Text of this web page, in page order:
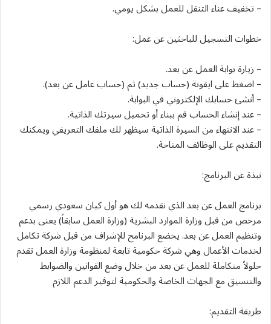
– تخفيف عناء التنقل للعمل بشكل يومي.
خطوات التسجيل للباحثين عن عمل:
– زيارة بوابة العمل عن بعد.
– اضغط على ايقونة (حساب جديد) ثم (حساب عامل عن بعد).
– أنشئ حسابك الإلكتروني في البوابة.
– عند إنشاء الحساب قم ببناء أو تحميل سيرتك الذاتية.
– عند الانتهاء من السيرة الذاتية سيظهر لك ملفك التعريفي ويمكنك
التقديم على الوظائف المتاحة.
نبذة عن البرنامج:
برنامج العمل عن بعد الذي نقدمه لك هو أول كيان سعودي رسمي
مرخص من قبل وزارة الموارد البشرية (وزارة العمل سابقاً) يعنى بدعم
وتنظيم العمل عن بعد. يخضع البرنامج للإشراف من قبل شركة تكامل
لخدمات الأعمال وهي شركة حكومية تابعة لمنظومة وزارة العمل تقدم
حلولاً متكاملة للعمل عن بعد من خلال وضع القوانين والضوابط
والتنسيق مع الجهات الخاصة والحكومية لتوفير الدعم اللازم
طريقة التقديم: